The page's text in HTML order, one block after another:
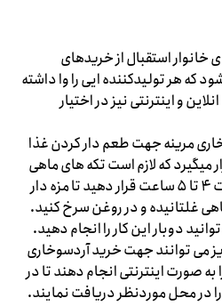
خانوار استقبال از خریدهای
که هر تولیدکننده ایی را وا داشته
و اینترنتی نیز در اختیار
مرینه جهت طعم دار کردن غذا
میگیرد که لازم است تکه های ماهی
را در اردسوخاری مرینه به مدت ۴ تا ۵ ساعت قرار دهید تا مزه دار
غلتانیده و در روغن سرخ کنید.
دوبار این کار را انجام دهید.
می توانند جهت خرید آردسوخاری
صورت اینترنتی انجام دهند تا در
در محل موردنظر دریافت نمایند.